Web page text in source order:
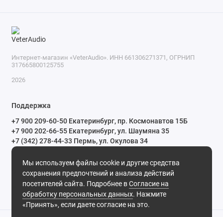
Мы используем файлы cookie и другие средства
сохранения предпочтений и анализа действий
посетителей сайта. Подробнее вСогласие на
обработку персональных данных. Нажмите
«Принять», если даете согласие на это.
Интернет-магазин «VeterAudio». ИНН 661306271371, ОГРНИП
317665800125755
2026
Поддержка
+7 900 209-60-50 Екатеринбург, пр. Космонавтов 15Б
+7 900 202-66-55 Екатеринбург, ул. Шаумяна 35
+7 (342) 278-44-33 Пермь, ул. Окулова 34
Мы в сети